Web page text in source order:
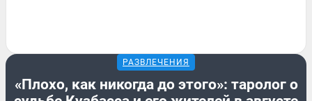
РАЗВЛЕЧЕНИЯ
«Плохо, как никогда до этого»: таролог о